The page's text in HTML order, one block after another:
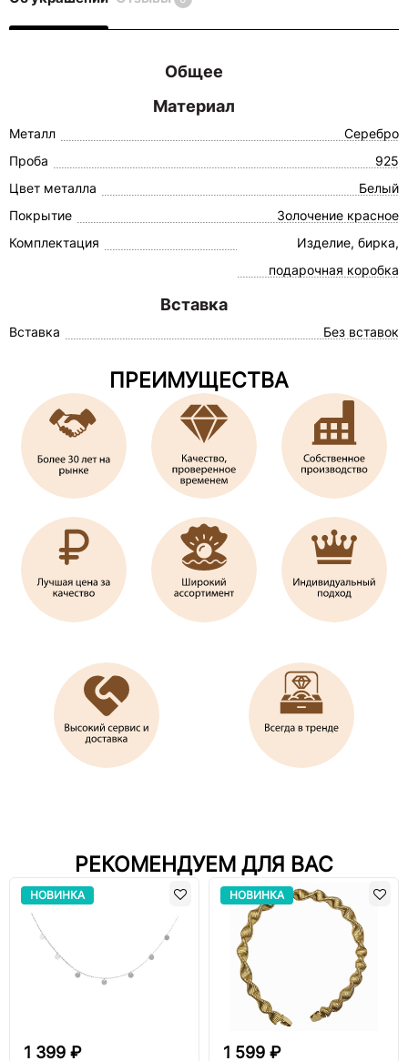
Общее
Материал
Металл
Серебро
Проба
925
Цвет металла
Белый
Покрытие
Золочение красное
Комплектация
Изделие, бирка,
подарочная коробка
Вставка
Вставка Без вставок
ПРЕИМУЩЕСТВА
РЕКОМЕНДУЕМ ДЛЯ ВАС
НОВИНКА
1 399 ₽
НОВИНКА
1 599 ₽